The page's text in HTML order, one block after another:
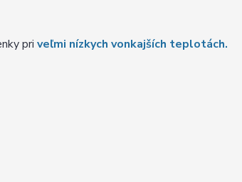
pri veľmi nízkych vonkajších teplotách.